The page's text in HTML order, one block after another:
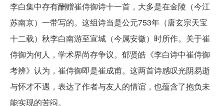
李白集中存有酬赠崔侍御诗十一首，大多是在金陵（今江
苏南京）一带写的。这组诗当是公元753年（唐玄宗天宝
十二载）秋李白南游至宣城（今属安徽）时所作。关于崔
侍御为何人，学术界尚存争议。郁贤皓《李白诗中崔侍御
考辨》认为，崔侍御即是崔成甫。这两首诗感叹光阴易逝
与怀才不遇，表达了作者与友人的情谊，也蕴含了抱负未
能实现的苦闷。